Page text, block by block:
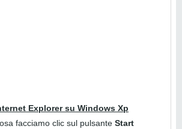
Explorer su Windows Xp
facciamo clic sul pulsante Start